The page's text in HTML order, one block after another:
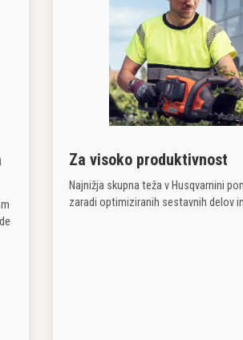
Za visoko produktivnost
Najnižja skupna teža v Husqvarnini
zaradi optimiziranih sestavnih delov